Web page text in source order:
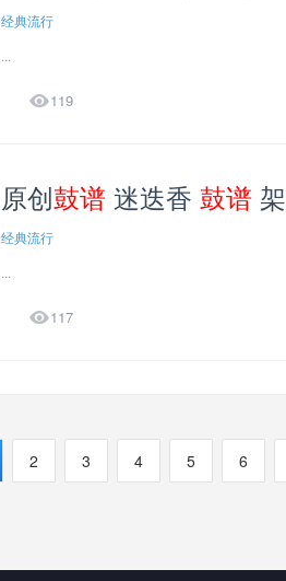
经典流行
119
原创鼓谱 迷迭香 鼓谱
经典流行
117
2 3 4 5 6